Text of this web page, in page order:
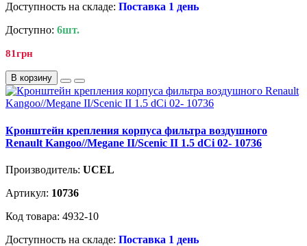
Доступность на складе: Поставка 1 день
Доступно: 6шт.
81грн
В корзину
Кронштейн крепления корпуса фильтра воздушного
Renault Kangoo//Megane II/Scenic II 1.5 dCi 02- 10736
Производитель: UCEL
Артикул: 10736
Код товара: 4932-10
Доступность на складе: Поставка 1 день